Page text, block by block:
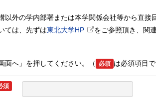
以外の学内部署または本学関係会社等から直接
ては、先ずは東北大学HP をご参照頂き、関
面へ」を押してください。（ 必須 は必須項目で
須